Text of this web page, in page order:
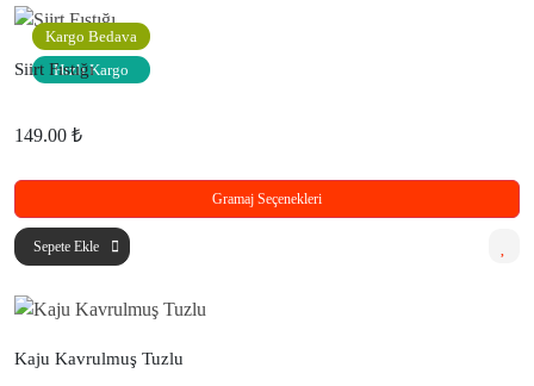
Kargo Bedava
Hızlı Kargo
Siirt Fıstığı
149.00 ₺
Gramaj Seçenekleri
Sepete Ekle
Kaju Kavrulmuş Tuzlu